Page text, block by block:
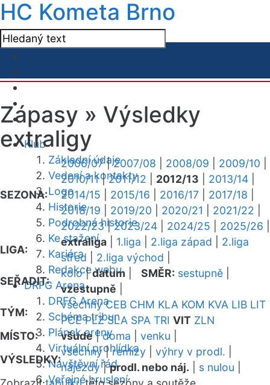
HC Kometa Brno
Klub
Základní údaje
Vedení a kontakty
Logo
Historie
Podrobná historie
Ke stažení
Kariéra
Redakce webu
DRFG Arena
DRFG Arena
Schéma tribun
Plánek areny
Virtuální prohlídka
Návštěvní řád
Veřejné bruslení
Zápasy » Výsledky
extraligy
SEZONA:
2006/07|2007/08 2008/09 2009/10
2010/11|2011/12 2012/13 2013/14
2014/15
2015/16 2016/17 2017/18
2018/19
2019/20 2020/21 2021/22
2022/23|2023/24 2024/25 2025/26
LIGA:
extraliga 1.liga 2.liga západ
2.liga
střed
2.liga východ
SEŘADIT:
kolo|datum SMĚR: sestupně
vzestupně
TÝM:
všechny CEB CHM KLA KOM KVA LIB LIT
PCE PLZ SLA SPA TRI VIT ZLN
MÍSTO:
všude|doma venku
VÝSLEDKY:
všechny|remízy výhry v prodl.
nájezdy|prodl. nebo náj. s nulou